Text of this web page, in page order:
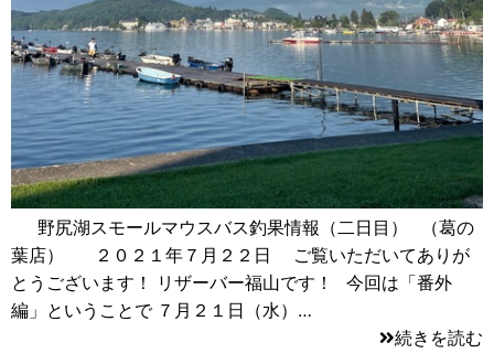
野尻湖スモールマウスバス釣果情報（二日目） （葛の
葉店） ２０２１年７月２２日 ご覧いただいてありが
とうございます！ リザーバー福山です！ 今回は「番外
編」ということで ７月２１日（水）…
続きを読む